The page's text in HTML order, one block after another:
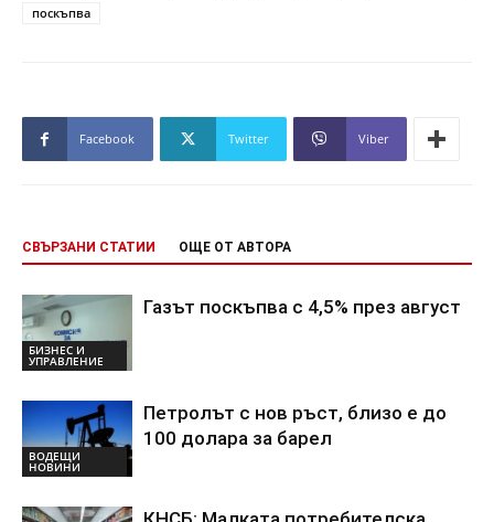
поскъпва
Facebook Twitter Viber
СВЪРЗАНИ СТАТИИ ОЩЕ ОТ АВТОРА
БИЗНЕС И
УПРАВЛЕНИЕ
Газът поскъпва с 4,5% през август
ВОДЕЩИ
НОВИНИ
Петролът с нов ръст, близо е до
100 долара за барел